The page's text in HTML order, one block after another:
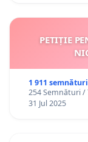
PETIȚIE
1 911 semnături
254 Semnături /
31 Jul 2025